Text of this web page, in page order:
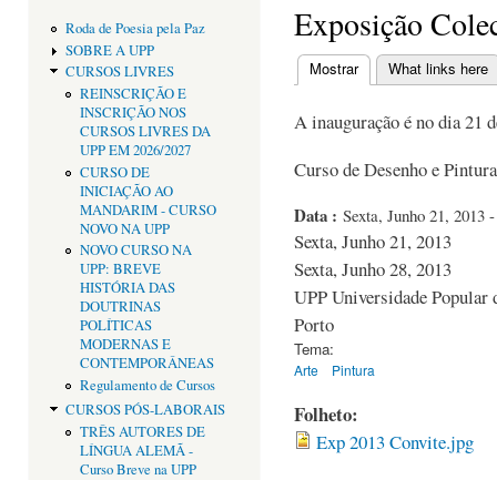
Roda de Poesia pela Paz
SOBRE A UPP
CURSOS LIVRES
REINSCRIÇÃO E
INSCRIÇÃO NOS
CURSOS LIVRES DA
UPP EM 2026/2027
CURSO DE
INICIAÇÃO AO
MANDARIM - CURSO
NOVO NA UPP
NOVO CURSO NA
UPP: BREVE
HISTÓRIA DAS
DOUTRINAS
POLÍTICAS
MODERNAS E
CONTEMPORÂNEAS
Regulamento de Cursos
CURSOS PÓS-LABORAIS
TRÊS AUTORES DE
LÍNGUA ALEMÃ -
Curso Breve na UPP
Exposição
Separadores
Mostrar(separador ativo)
What links here
A inauguração é no dia 21
Curso de Desenho e
Data : Sexta, Junho 21, 2013
Sexta, Junho 21, 2013
Sexta, Junho 28, 2013
UPP Universidade Popular
Porto
Tema:
Arte Pintura
Folheto:
Exp 2013 Convite.jpg